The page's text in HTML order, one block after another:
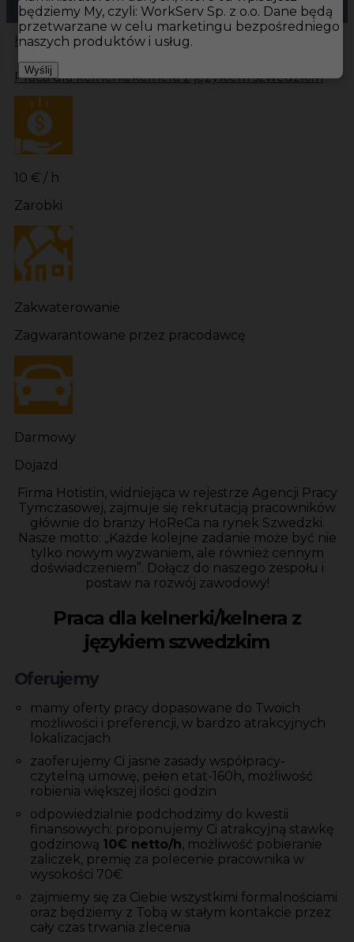
Hotistin Oferty pracyKelner Szwecja
Praca dla kelnerki/kelnera z językiem szwedzkim
10 € / h
Zarobki
Zakwaterowanie
Zagwarantowane przez pracodawcę
Darmowy
Dojazd
Firma Hotistin, widniejąca w rejestrze Agencji Pracy
Tymczasowej, zajmuje się rekrutacją pracowników
głównie do branży HoReCa na rynek Szwedzki.
Nasze motto: „Każde kolejne zadanie może być nie
tylko nowym wyzwaniem, ale również cennym
doświadczeniem”. Dołącz do naszego zespołu i
postaw na rozwój zawodowy!
Praca dla kelnerki/kelnera z
językiem szwedzkim
Oferujemy
mamy oferty pracy dopasowane do Twoich
możliwości i preferencji, w bardzo atrakcyjnych
lokalizacjach
zaoferujemy Ci jasne zasady współpracy-
czytelną umowę, pełen etat-160h, możliwość
robienia większej ilości godzin
odpowiedzialnie podchodzimy do kwestii
finansowych: proponujemy Ci atrakcyjną stawkę
godzinową 10€ netto/h, możliwość pobieranie
zaliczek, premię za polecenie pracownika w
wysokości 70€
zajmiemy się za Ciebie wszystkimi formalnościami
oraz będziemy z Tobą w stałym kontakcie przez
cały czas trwania zlecenia
będziemy My, czyli: WorkServ Sp. z o.o. Dane będą
przetwarzane w celu marketingu bezpośredniego
naszych produktów i usług.
Wyślij